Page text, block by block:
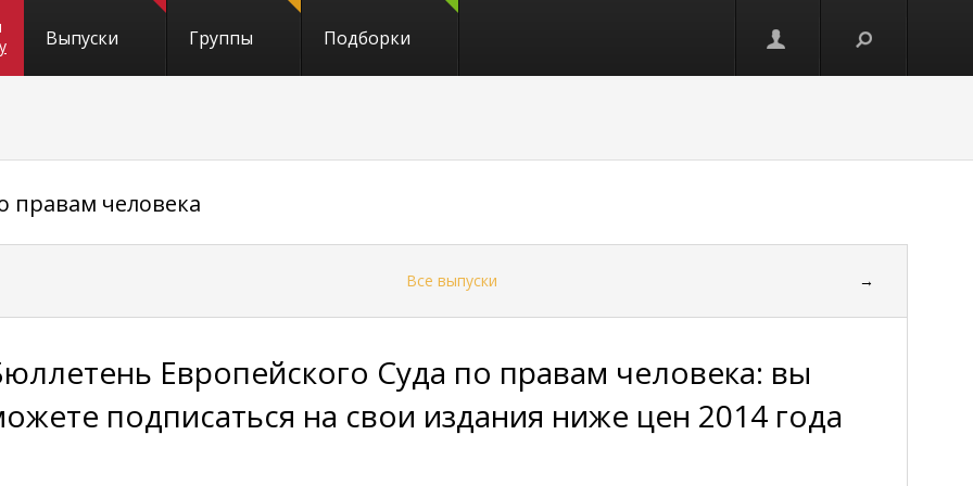
Выпуски Группы Подборки
правам человека
Все выпуски →
Европейского Суда по правам человека: вы
подписаться на свои издания ниже цен 2014 года